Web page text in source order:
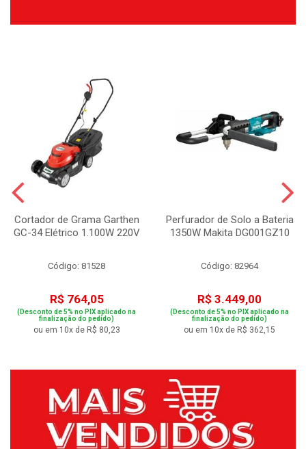
Cortador de Grama Garthen
GC-34 Elétrico 1.100W 220V
Código: 81528
R$ 764,05
(Desconto de 5% no PIX aplicado na
finalização do pedido)
ou em 10x de R$ 80,23
Perfurador de Solo a Bateria
1350W Makita DG001GZ10
Código: 82964
R$ 3.449,00
(Desconto de 5% no PIX aplicado na
finalização do pedido)
ou em 10x de R$ 362,15